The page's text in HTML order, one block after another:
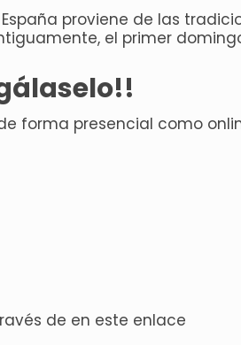
proviene de las
el primer
forma presencial como
de en este enlace